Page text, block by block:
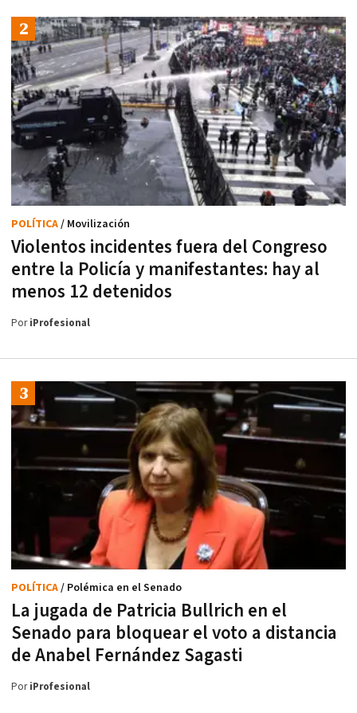
Violentos incidentes fuera del Congreso
entre la Policía y manifestantes: hay al
menos 12 detenidos
POLÍTICA/ Movilización
PoriProfesional
La jugada de Patricia Bullrich en el
Senado para bloquear el voto a distancia
de Anabel Fernández Sagasti
POLÍTICA/ Polémica en el Senado
PoriProfesional